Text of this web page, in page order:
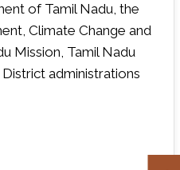
of Tamil Nadu, the
Climate Change and
Mission, Tamil Nadu
administrations